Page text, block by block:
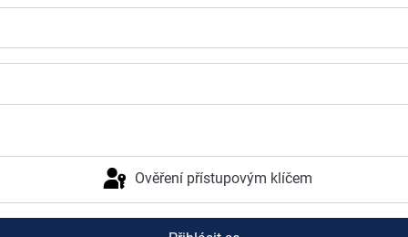
Ověření přístupovým klíčem